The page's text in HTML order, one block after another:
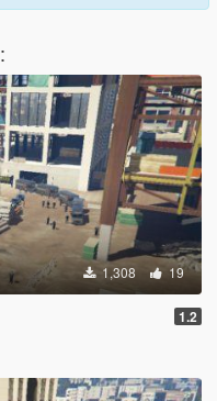
:
1,308 19
1.2